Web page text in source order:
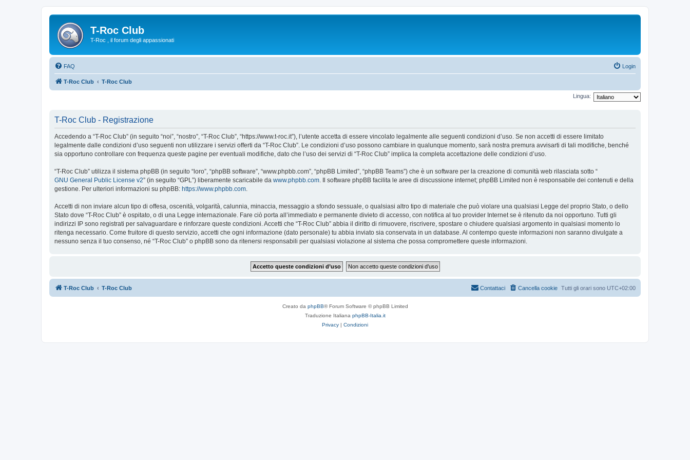
T-Roc Club
T-Roc , il forum degli appassionati
FAQ Login
T-Roc Club T-Roc Club
Lingua:
T-Roc Club - Registrazione
Accedendo a “T-Roc Club” (in seguito “noi”, “nostro”, “T-Roc Club”, “https://www.t-roc.it”), l’utente accetta di essere vincolato legalmente alle seguenti condizioni d’uso. Se non accetti di essere limitato
legalmente dalle condizioni d’uso seguenti non utilizzare i servizi offerti da “T-Roc Club”. Le condizioni d’uso possono cambiare in qualunque momento, sarà nostra premura avvisarti di tali modifiche, benché
sia opportuno controllare con frequenza queste pagine per eventuali modifiche, dato che l’uso dei servizi di “T-Roc Club” implica la completa accettazione delle condizioni d’uso.
“T-Roc Club” utilizza il sistema phpBB (in seguito “loro”, “phpBB software”, “www.phpbb.com”, “phpBB Limited”, “phpBB Teams”) che è un software per la creazione di comunità web rilasciata sotto “
GNU General Public License v2” (in seguito “GPL”) liberamente scaricabile da www.phpbb.com. Il software phpBB facilita le aree di discussione internet; phpBB Limited non è responsabile dei contenuti e della
gestione. Per ulteriori informazioni su phpBB: https://www.phpbb.com.
Accetti di non inviare alcun tipo di offesa, oscenità, volgarità, calunnia, minaccia, messaggio a sfondo sessuale, o qualsiasi altro tipo di materiale che può violare una qualsiasi Legge del proprio Stato, o dello
Stato dove “T-Roc Club” è ospitato, o di una Legge internazionale. Fare ciò porta all’immediato e permanente divieto di accesso, con notifica al tuo provider Internet se è ritenuto da noi opportuno. Tutti gli
indirizzi IP sono registrati per salvaguardare e rinforzare queste condizioni. Accetti che “T-Roc Club” abbia il diritto di rimuovere, riscrivere, spostare o chiudere qualsiasi argomento in qualsiasi momento lo
ritenga necessario. Come fruitore di questo servizio, accetti che ogni informazione (dato personale) tu abbia inviato sia conservata in un database. Al contempo queste informazioni non saranno divulgate a
nessuno senza il tuo consenso, né “T-Roc Club” o phpBB sono da ritenersi responsabili per qualsiasi violazione al sistema che possa compromettere queste informazioni.
T-Roc Club T-Roc Club Tutti gli orari sono UTC+02:00
Cancella cookie
Contattaci
Creato da phpBB® Forum Software © phpBB Limited
Traduzione Italiana phpBB-Italia.it
Privacy | Condizioni